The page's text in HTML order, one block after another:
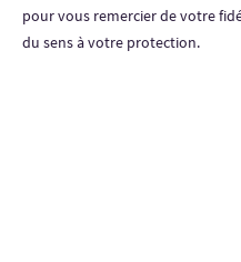
pour vous remercier de votre
du sens à votre protection.